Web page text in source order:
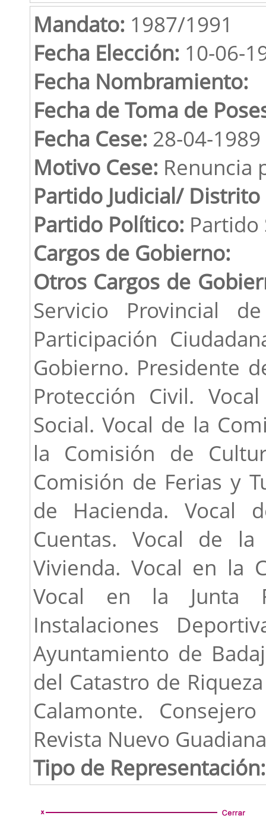
Mandato: 1987/1991
Fecha Elección: 10-06-
Fecha Nombramiento:
Fecha de Toma de
Fecha Cese: 28-04-1989
Motivo Cese: Renuncia
Partido Judicial/ Distrito
Partido Político: Partido
Cargos de Gobierno:
Otros Cargos de
Servicio Provincial
Participación
Gobierno. Presidente
Protección Civil.
Social. Vocal de la
la Comisión de
Comisión de Ferias y
de Hacienda. Vocal
Cuentas. Vocal de
Vivienda. Vocal en la
Vocal en la Junta
Instalaciones
Ayuntamiento de
del Catastro de
Calamonte.
Revista Nuevo
Tipo de Representación: